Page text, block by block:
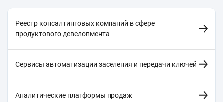
Реестр консалтинговых компаний в сфере
продуктового девелопмента
Сервисы автоматизации заселения и передачи ключей
Аналитические платформы продаж